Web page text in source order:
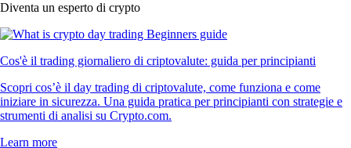
Diventa un esperto di crypto
Cos'è il trading giornaliero di criptovalute: guida per principianti
Scopri cos’è il day trading di criptovalute, come funziona e come
iniziare in sicurezza. Una guida pratica per principianti con strategie e
strumenti di analisi su Crypto.com.
Learn more